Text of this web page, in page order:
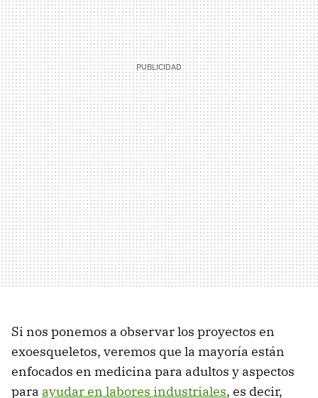
Si nos ponemos a observar los proyectos en
exoesqueletos, veremos que la mayoría están
enfocados en medicina para adultos y aspectos
para ayudar en labores industriales, es decir,